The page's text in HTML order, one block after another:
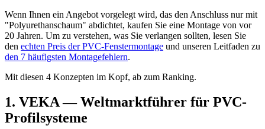
Wenn Ihnen ein Angebot vorgelegt wird, das den Anschluss nur mit
"Polyurethanschaum" abdichtet, kaufen Sie eine Montage von vor
20 Jahren. Um zu verstehen, was Sie verlangen sollten, lesen Sie
den echten Preis der PVC-Fenstermontage und unseren Leitfaden zu
den 7 häufigsten Montagefehlern.
Mit diesen 4 Konzepten im Kopf, ab zum Ranking.
1. VEKA — Weltmarktführer für PVC-
Profilsysteme